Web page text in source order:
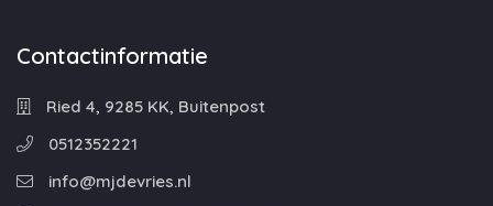
Contactinformatie
Ried 4, 9285 KK, Buitenpost
0512352221
info@mjdevries.nl